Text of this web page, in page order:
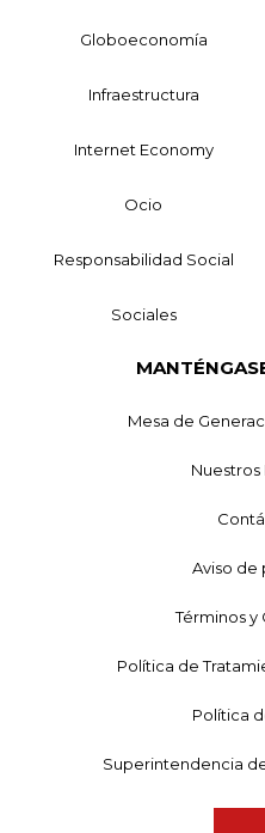
Globoeconomía
Infraestructura
Internet Economy
Ocio
Responsabilidad Social
Sociales
Mesa de
Aviso de
Términos y
Política de
Política
Superintendencia